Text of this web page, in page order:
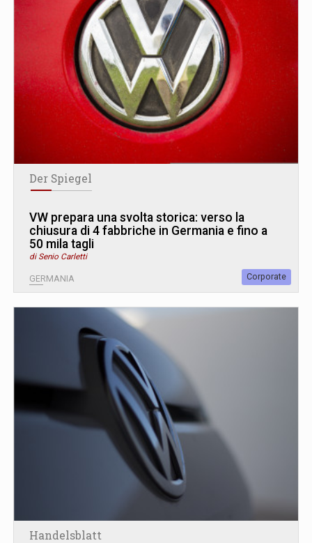
Der Spiegel
VW prepara una svolta storica: verso la
chiusura di 4 fabbriche in Germania e fino a
50 mila tagli
di Senio Carletti
GERMANIA Corporate
Handelsblatt